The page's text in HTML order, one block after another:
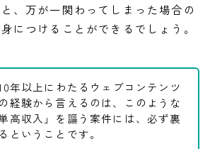
、万が一関わってしまった場合の
につけることができるでしょう。
年以上にわたるウェブコンテンツ
経験から言えるのは、このような
単高収入」を謳う案件には、必ず裏
ということです。